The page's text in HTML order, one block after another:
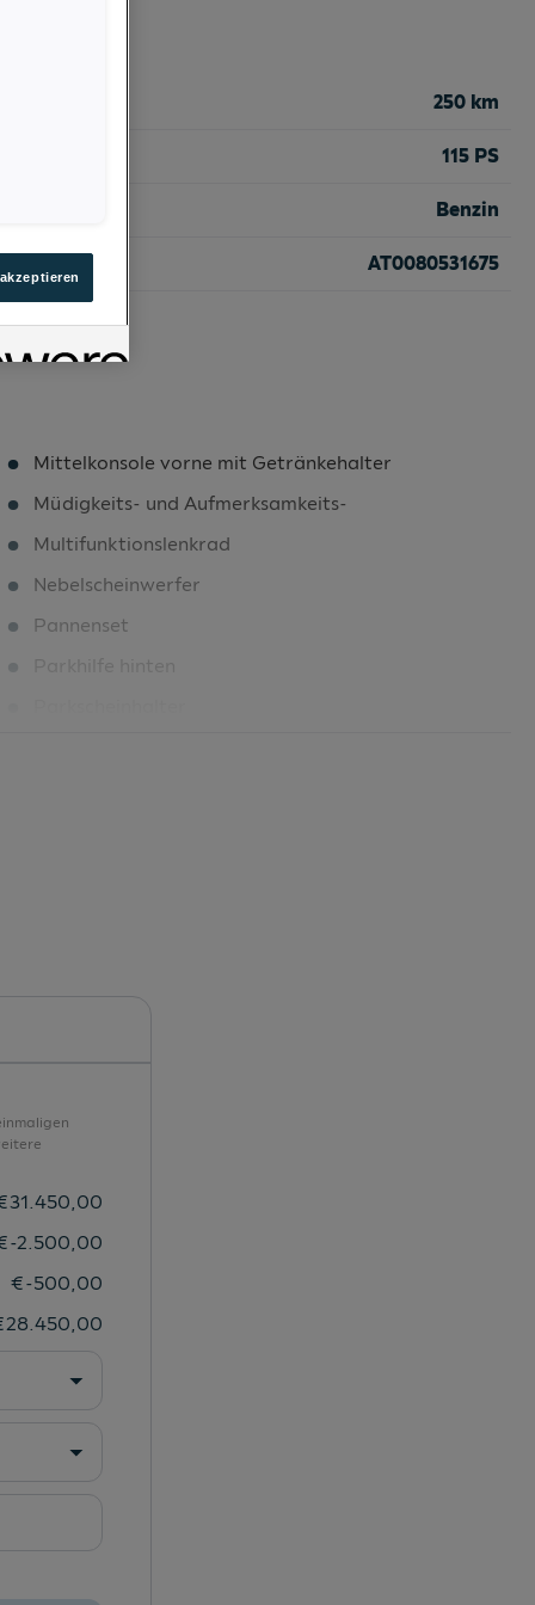
250 km
115 PS
Benzin
AT0080531675
Mittelkonsole vorne mit Getränkehalter
Müdigkeits- und Aufmerksamkeits-
Multifunktionslenkrad
Nebelscheinwerfer
Pannenset
SmartLink kabellos
Speedlimiter
Spurhalte-Assistent
Spurhalteassistent
Style-Paket
Taschenhaken im Gepäckraum
31.450,00
-2.500,00
€-500,00
28.450,00